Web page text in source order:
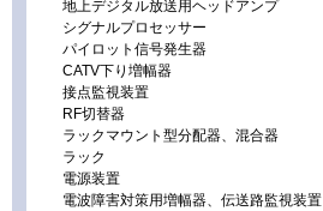
地上デジタル放送用ヘッドアンプ
シグナルプロセッサー
パイロット信号発生器
CATV下り増幅器
接点監視装置
RF切替器
ラックマウント型分配器、混合器
ラック
電源装置
電波障害対策用増幅器、伝送路監視装置